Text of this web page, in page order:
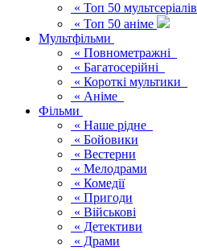
« Топ 50 мультсеріалів
« Топ 50 аніме
Мультфільми
« Повнометражні
« Багатосерійні
« Короткі мультики
« Аніме
Фільми
« Наше рідне
« Бойовики
« Вестерни
« Мелодрами
« Комедії
« Пригоди
« Військові
« Детективи
« Драми